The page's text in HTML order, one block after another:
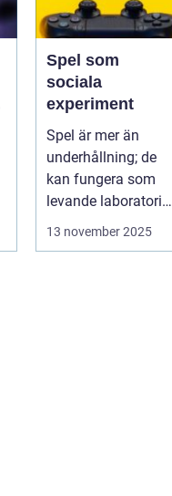
Spel som
sociala
experiment
Spel är mer än
underhållning; de
kan fungera som
levande laboratorier
för m&aum...
13 november 2025